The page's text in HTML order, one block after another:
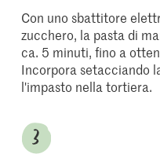
Con uno sbattitore
zucchero, la pasta di
ca. 5 minuti, fino a
Incorpora setacciando
l'impasto nella tortiera.